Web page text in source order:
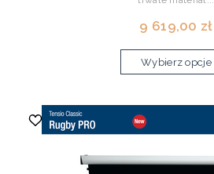
9 619,00 zł
Wybierz opcje